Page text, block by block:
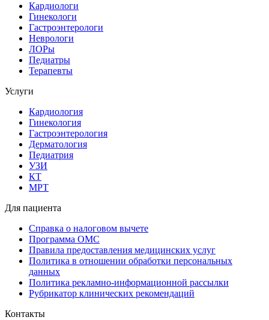
Кардиологи
Гинекологи
Гастроэнтерологи
Неврологи
ЛОРы
Педиатры
Терапевты
Услуги
Кардиология
Гинекология
Гастроэнтерология
Дерматология
Педиатрия
УЗИ
КТ
МРТ
Для пациента
Справка о налоговом вычете
Программа ОМС
Правила предоставления медицинских услуг
Политика в отношении обработки персональных
данных
Политика рекламно-информационной рассылки
Рубрикатор клинических рекомендаций
Контакты